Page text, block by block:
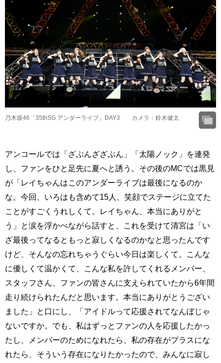
乃木坂46「35thSG アンダーライブ」DAY3 カメラ：鈴木健太
アンコールでは「ざぶんざざぶん」「太陽ノック」を連発
し、ファンをひと足先に夏へと誘う。その後のMCでは黒見
が「レイちゃんはこのアンダーライブは最後になるのか
な。今回、いろはも含めて15人、笑顔でステージに立てた
ことがすごくうれしくて。レイちゃん、本当にありがと
う」と涙を浮かべながら話すと、これを受けて清宮は「い
ざ最後ってなるともっと寂しくなるのかなと思ったんです
けど、そんなの忘れちゃうぐらい今日は楽しくて。こんな
に優しくて温かくて、こんな私を許してくれるメンバー、
スタッフさん、ファンの皆さんに支えられていたから6年間
走り続けられたんだと思います。本当にありがとうござい
ました」と口にし、「アイドルって応援されてなんぼじゃ
ないですか。でも、私はずっとファンの人を応援したかっ
たし、メンバーのためになれたら、私の存在がプラスにな
れたら、そういう存在になりたかったので、みんなに寂し